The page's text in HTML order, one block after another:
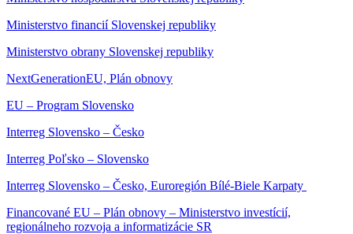
Ministerstvo financií Slovenskej republiky
Ministerstvo obrany Slovenskej republiky
NextGenerationEU, Plán obnovy
EU – Program Slovensko
Interreg Slovensko – Česko
Interreg Poľsko – Slovensko
Interreg Slovensko – Česko, Euroregión Bílé-Biele Karpaty
Financované EU – Plán obnovy – Ministerstvo investícií,
regionálneho rozvoja a informatizácie SR